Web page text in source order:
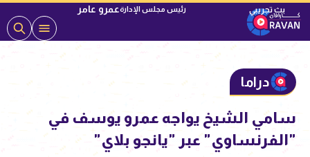
رئيس مجلس الإدارةعمرو عامر
دراما
سامي الشيخ يواجه عمرو يوسف في
"الفرنساوي" عبر "يانجو بلاي"